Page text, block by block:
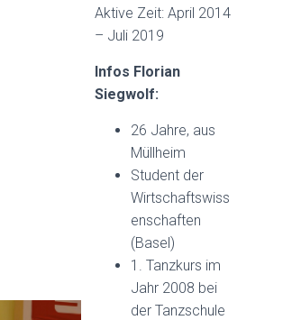
Aktive Zeit: April 2014
– Juli 2019
Infos Florian
Siegwolf:
26 Jahre, aus
Müllheim
Student der
Wirtschaftswiss
enschaften
(Basel)
1. Tanzkurs im
Jahr 2008 bei
der Tanzschule